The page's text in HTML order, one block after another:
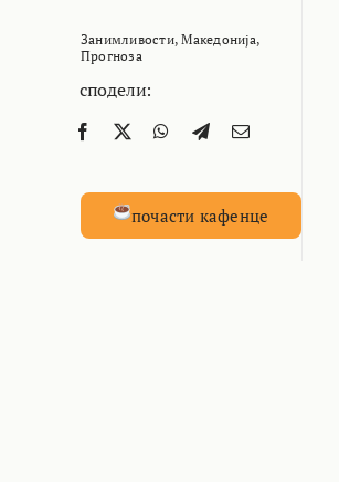
Занимливости,Македонија,
Прогноза
сподели:
почасти кафенце